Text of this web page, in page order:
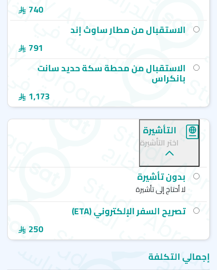
740
الاستقبال من مطار ساوث إند
791
الاستقبال من محطة سكة حديد سانت
بانكراس
1,173
التأشيرة
اختر التأشيرة
بدون تأشيرة
لا أحتاج إلى تأشيرة
تصريح السفر الإلكتروني (ETA)
250
إجمالي التكلفة